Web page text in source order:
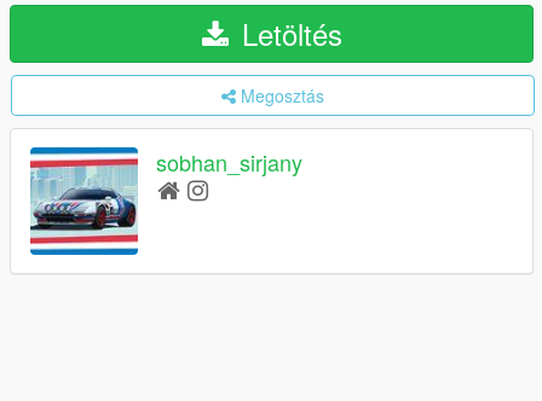
Letöltés
Megosztás
sobhan_sirjany